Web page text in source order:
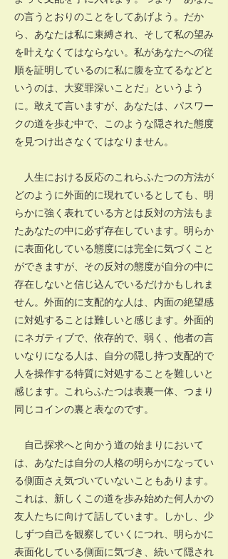
の言うとおりのことをしてあげよう。だか
ら、あなたは私に束縛され、そして私の望み
を叶えなくてはならない。私があなたへの従
順を証明しているのに私に腹を立てるなどと
いうのは、大変罪深いことだ」というよう
に。敢えて言いますが、あなたは、パスワー
クの道を歩む中で、このような隠された態度
を見つけ出さなくてはなりません。
人生における反応のこれらふたつの方法が
どのように外面的に現れているとしても、明
らかに強く表れている方とは反対の方法もま
たあなたの中に必ず存在しています。明らか
に表面化している態度には完全に気づくこと
ができますが、その反対の態度が自分の中に
存在しないと信じ込んでいるだけかもしれま
せん。外面的に支配的な人は、内面の絶望感
に対処することは難しいと感じます。外面的
にネガティブで、依存的で、弱く、他者の言
いなりになる人は、自分の隠し持つ支配的で
人を操作する特質に対処することを難しいと
感じます。これらふたつは表裏一体、つまり
同じコインの裏と表なのです。
自己探求へと向かう道の始まりにおいて
は、あなたは自分の人格の明らかになってい
る側面さえ気づいていないこともあります。
これは、新しくこの道を歩み始めた何人かの
友人たちに向けて話しています。しかし、少
しずつ自己を観察していくにつれ、明らかに
表面化している側面に気づき、続いて隠され